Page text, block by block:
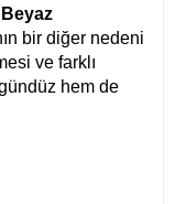
Beyaz
bir diğer nedeni
ve farklı
hem de